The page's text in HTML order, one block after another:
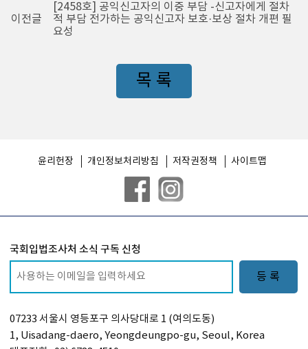
이전글
[2458호] 공익신고자의 이중 부담 -신고자에게 절차
적 부담 전가하는 공익신고자 보호·보상 절차 개편 필
요성
목 록
윤리헌장 개인정보처리방침 저작권정책 사이트맵
07233 서울시 영등포구 의사당대로 1 (여의도동)
1, Uisadang-daero, Yeongdeungpo-gu, Seoul, Korea
국회입법조사처 소식 구독 신청
등 록